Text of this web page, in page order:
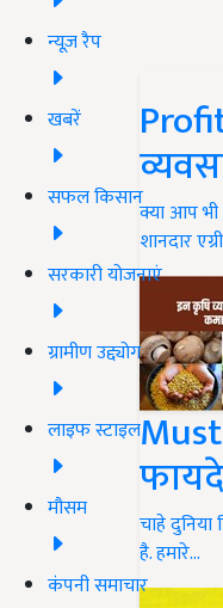
न्यूज़ रैप
खबरें
सफल किसान
सरकारी योजनाएं
ग्रामीण उद्द्योग
लाइफ स्टाइल
मौसम
कंपनी समाचार
क्या आप
शानदार
चाहे
है. हमारे…